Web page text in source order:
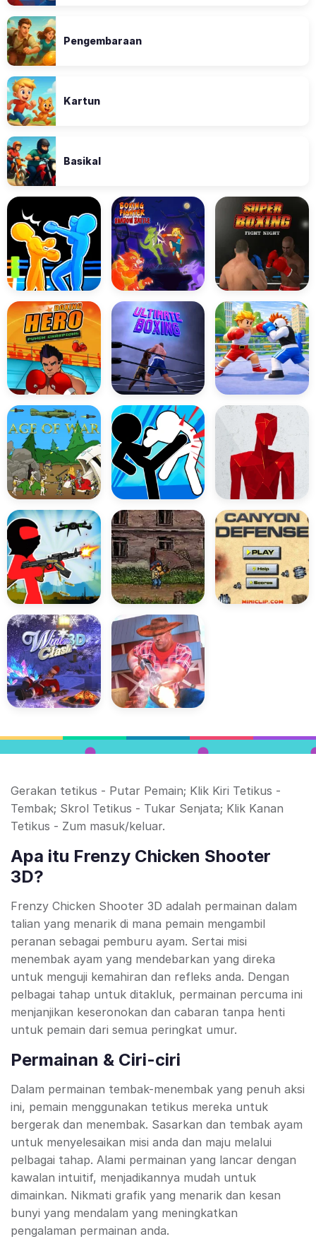
Pengembaraan
Kartun
Basikal
Gerakan tetikus - Putar Pemain; Klik Kiri Tetikus -
Tembak; Skrol Tetikus - Tukar Senjata; Klik Kanan
Tetikus - Zum masuk/keluar.
Apa itu Frenzy Chicken Shooter
3D?
Frenzy Chicken Shooter 3D adalah permainan dalam
talian yang menarik di mana pemain mengambil
peranan sebagai pemburu ayam. Sertai misi
menembak ayam yang mendebarkan yang direka
untuk menguji kemahiran dan refleks anda. Dengan
pelbagai tahap untuk ditakluk, permainan percuma ini
menjanjikan keseronokan dan cabaran tanpa henti
untuk pemain dari semua peringkat umur.
Permainan & Ciri-ciri
Dalam permainan tembak-menembak yang penuh aksi
ini, pemain menggunakan tetikus mereka untuk
bergerak dan menembak. Sasarkan dan tembak ayam
untuk menyelesaikan misi anda dan maju melalui
pelbagai tahap. Alami permainan yang lancar dengan
kawalan intuitif, menjadikannya mudah untuk
dimainkan. Nikmati grafik yang menarik dan kesan
bunyi yang mendalam yang meningkatkan
pengalaman permainan anda.